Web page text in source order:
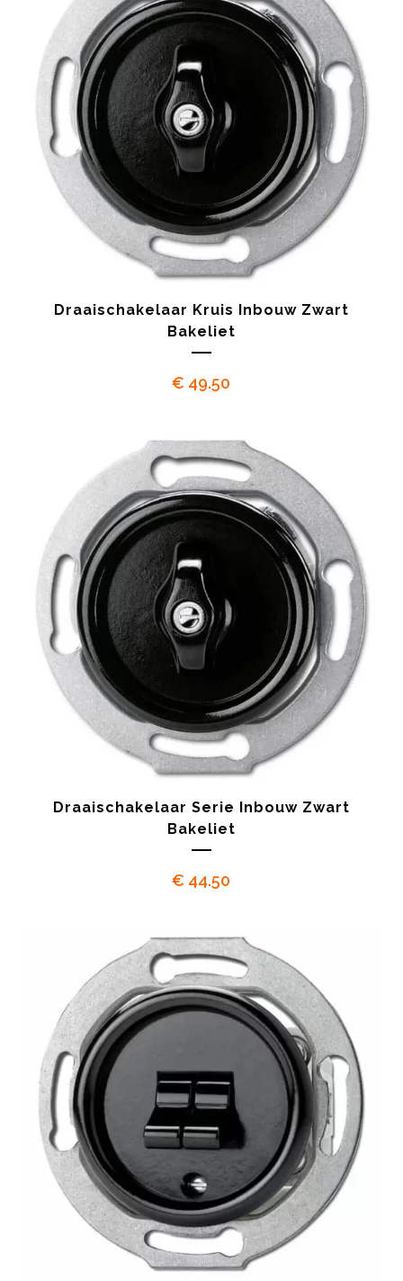
Draaischakelaar Kruis Inbouw Zwart
Bakeliet
€ 49.50
Draaischakelaar Serie Inbouw Zwart
Bakeliet
€ 44.50